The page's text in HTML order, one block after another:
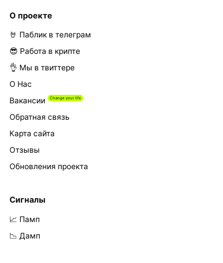
О проекте
🤘 Паблик в телеграм
😎 Работа в крипте
👌 Мы в твиттере
О Нас
Вакансии
Обратная связь
Карта сайта
Отзывы
Обновления проекта
Сигналы
📈 Памп
📉 Дамп